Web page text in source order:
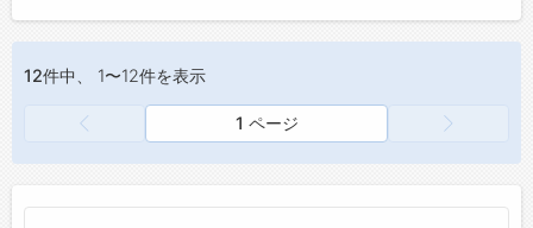
12件中、 1〜12件を表示
1 ページ